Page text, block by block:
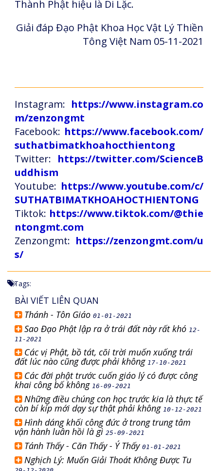
Thành Phật hiệu là Di Lặc.
Giải đáp Đạo Phật Khoa Học Vật Lý Thiền
Tông Việt Nam 05-11-2021
Instagram: https://www.instagram.co
m/zenzongmt
Facebook: https://www.facebook.com/
suthatbimatkhoahocthientong
Twitter: https://twitter.com/ScienceB
uddhism
Youtube: https://www.youtube.com/c/
SUTHATBIMATKHOAHOCTHIENTONG
Tiktok: https://www.tiktok.com/@thie
ntongmt.com
Zenzongmt: https://zenzongmt.com/u
s/
Tags:
BÀI VIẾT LIÊN QUAN
Thánh - Tôn Giáo 01-01-2021
Sao Đạo Phật lập ra ở trái đất này rất khó 12-
11-2021
Các vị Phật, bồ tát, cõi trời muốn xuống trái
đất lúc nào cũng được phải không 17-10-2021
Các đời phật trước cuốn giáo lý có được công
khai công bố không 16-09-2021
Những điều chúng con học trước kia là thực tế
còn bí kíp mới dạy sự thật phải không 10-12-2021
Hình dáng khối công đức ở trong trung tâm
vận hành luân hồi là gì 25-09-2021
Tánh Thấy - Căn Thấy - Ý Thấy 01-01-2021
Nghịch Lý: Muốn Giải Thoát Không Được Tu